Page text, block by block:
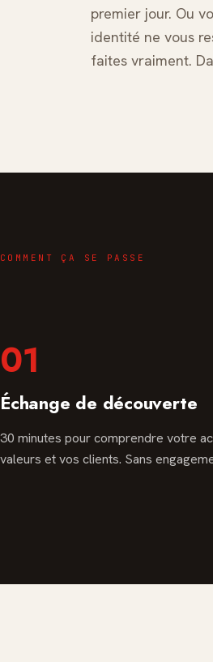
premier jour. Ou
identité ne vous
faites vraiment.
COMMENT ÇA SE PASSE
01
Échange de découverte
30 minutes pour comprendre votre
valeurs et vos clients. Sans